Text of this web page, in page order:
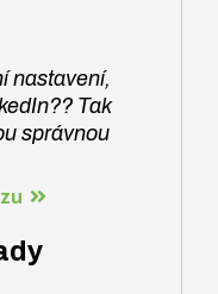
nastavení,
Tak
správnou